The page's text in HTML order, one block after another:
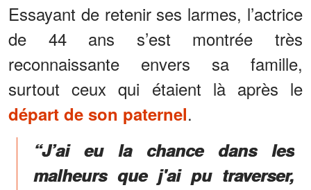
Essayant de retenir ses larmes, l’actrice
de 44 ans s’est montrée très
reconnaissante envers sa famille,
surtout ceux qui étaient là après le
départ de son paternel.
“J’ai eu la chance dans les
malheurs que j'ai pu traverser,